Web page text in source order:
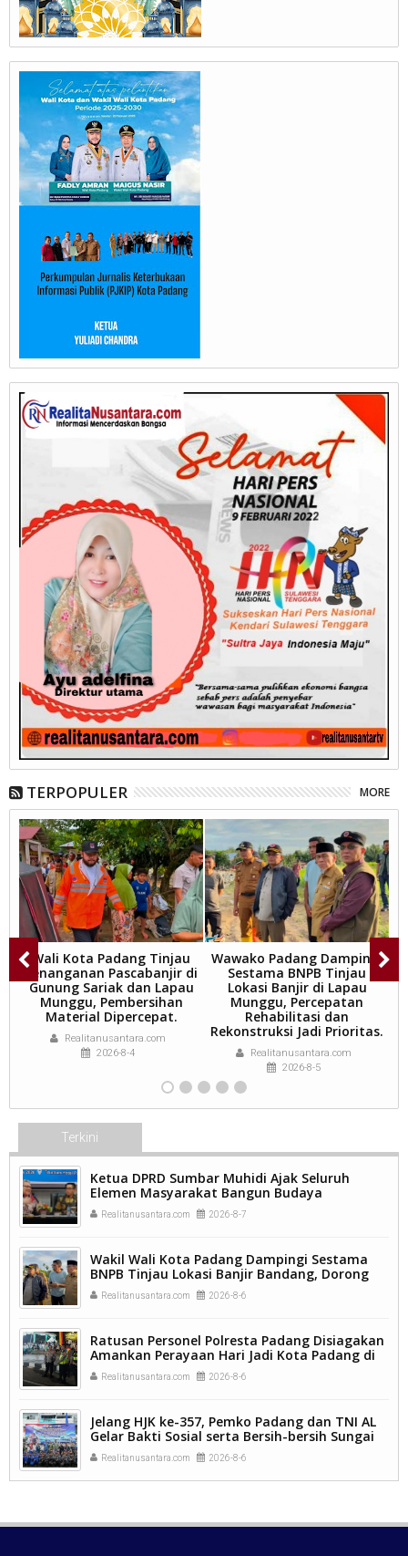
TERPOPULER MORE
Wali Kota Padang Tinjau
Penanganan Pascabanjir di
Gunung Sariak dan Lapau
Munggu, Pembersihan
Material Dipercepat.
Realitanusantara.com
2026-8-4
Wawako Padang Dampingi
Sestama BNPB Tinjau
Lokasi Banjir di Lapau
Munggu, Percepatan
Rehabilitasi dan
Rekonstruksi Jadi Prioritas.
Realitanusantara.com
2026-8-5
Terkini
Ketua DPRD Sumbar Muhidi Ajak Seluruh
Elemen Masyarakat Bangun Budaya
Kewaspadaan Dini Demi Menjaga Kamtibmas.
Realitanusantara.com 2026-8-7
Wakil Wali Kota Padang Dampingi Sestama
BNPB Tinjau Lokasi Banjir Bandang, Dorong
Percepatan Penanganan Pascabencana.
Realitanusantara.com 2026-8-6
Ratusan Personel Polresta Padang Disiagakan
Amankan Perayaan Hari Jadi Kota Padang di
Kawasan Pantai Padang.
Realitanusantara.com 2026-8-6
Jelang HJK ke-357, Pemko Padang dan TNI AL
Gelar Bakti Sosial serta Bersih-bersih Sungai
Batang Arau.
Realitanusantara.com 2026-8-6